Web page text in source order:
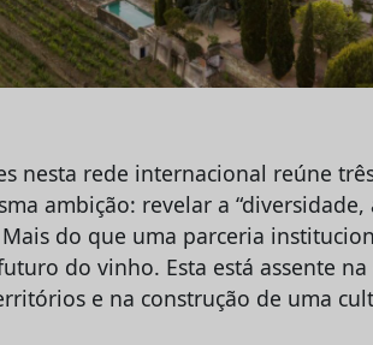
nesta rede internacional reúne
ambição: revelar a
do que uma parceria
do vinho. Esta está assente na
e na construção de uma